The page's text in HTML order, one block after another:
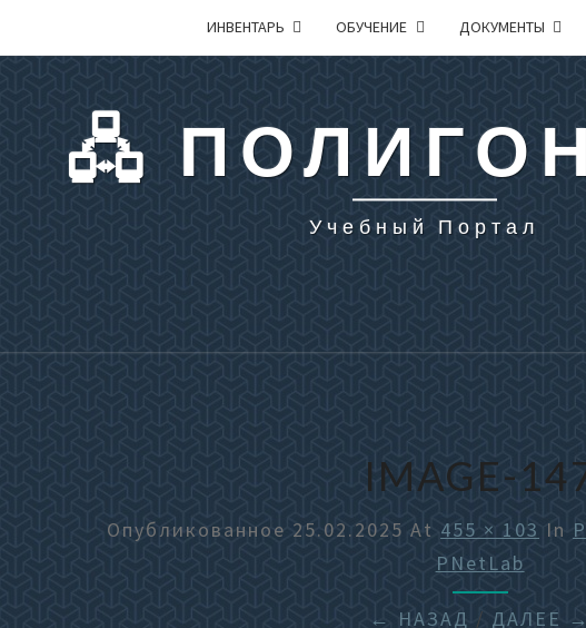
ИНВЕНТАРЬ ОБУЧЕНИЕ ДОКУМЕНТЫ
🖧
Учебный Портал
IMAGE-
Опубликованное 25.02.2025 At 455 × 103 In
PNetLab
← НАЗАД / ДАЛЕЕ →